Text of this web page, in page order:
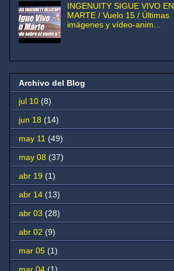
INGENUITY SIGUE VIVO EN
MARTE / Vuelo 15 / Últimas
imágenes y vídeo-anim...
Archivo del Blog
jul 10 (8)
jun 18 (14)
may 11 (49)
may 08 (37)
abr 19 (1)
abr 14 (13)
abr 03 (28)
abr 02 (9)
mar 05 (1)